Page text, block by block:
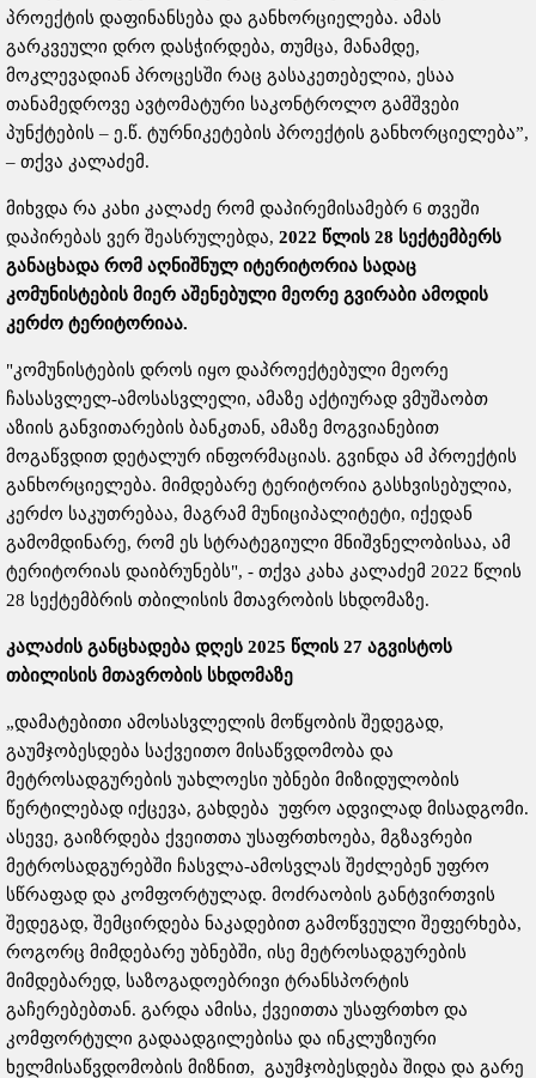
პროექტის დაფინანსება და განხორციელება. ამას
გარკვეული დრო დასჭირდება, თუმცა, მანამდე,
მოკლევადიან პროცესში რაც გასაკეთებელია, ესაა
თანამედროვე ავტომატური საკონტროლო გამშვები
პუნქტების – ე.წ. ტურნიკეტების პროექტის განხორციელება”,
– თქვა კალაძემ.
მიხვდა რა კახი კალაძე რომ დაპირემისამებრ 6 თვეში
დაპირებას ვერ შეასრულებდა, 2022 წლის 28 სექტემბერს
განაცხადა რომ აღნიშნულ იტერიტორია სადაც
კომუნისტების მიერ აშენებული მეორე გვირაბი ამოდის
კერძო ტერიტორიაა.
"კომუნისტების დროს იყო დაპროექტებული მეორე
ჩასასვლელ-ამოსასვლელი, ამაზე აქტიურად ვმუშაობთ
აზიის განვითარების ბანკთან, ამაზე მოგვიანებით
მოგაწვდით დეტალურ ინფორმაციას. გვინდა ამ პროექტის
განხორციელება. მიმდებარე ტერიტორია გასხვისებულია,
კერძო საკუთრებაა, მაგრამ მუნიციპალიტეტი, იქედან
გამომდინარე, რომ ეს სტრატეგიული მნიშვნელობისაა, ამ
ტერიტორიას დაიბრუნებს", - თქვა კახა კალაძემ 2022 წლის
28 სექტემბრის თბილისის მთავრობის სხდომაზე.
კალაძის განცხადება დღეს 2025 წლის 27 აგვისტოს
თბილისის მთავრობის სხდომაზე
„დამატებითი ამოსასვლელის მოწყობის შედეგად,
გაუმჯობესდება საქვეითო მისაწვდომობა და
მეტროსადგურების უახლოესი უბნები მიზიდულობის
წერტილებად იქცევა, გახდება უფრო ადვილად მისადგომი.
ასევე, გაიზრდება ქვეითთა უსაფრთხოება, მგზავრები
მეტროსადგურებში ჩასვლა-ამოსვლას შეძლებენ უფრო
სწრაფად და კომფორტულად. მოძრაობის განტვირთვის
შედეგად, შემცირდება ნაკადებით გამოწვეული შეფერხება,
როგორც მიმდებარე უბნებში, ისე მეტროსადგურების
მიმდებარედ, საზოგადოებრივი ტრანსპორტის
გაჩერებებთან. გარდა ამისა, ქვეითთა უსაფრთხო და
კომფორტული გადაადგილებისა და ინკლუზიური
ხელმისაწვდომობის მიზნით, გაუმჯობესდება შიდა და გარე